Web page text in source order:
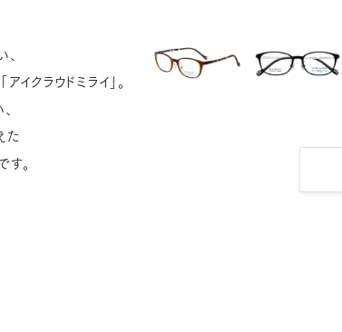
イクラウドミライ」。
た
。